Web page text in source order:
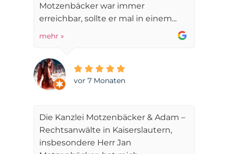
Motzenbäcker war immer
erreichbar, sollte er mal in einem...
mehr »
vor 7 Monaten
Die Kanzlei Motzenbäcker & Adam –
Rechtsanwälte in Kaiserslautern,
insbesondere Herr Jan